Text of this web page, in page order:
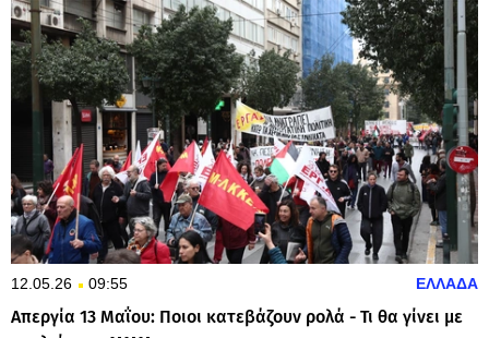
12.05.26 09:55 ΕΛΛΑΔΑ
Απεργία 13 Μαΐου: Ποιοι κατεβάζουν ρολά - Τι θα γίνει με